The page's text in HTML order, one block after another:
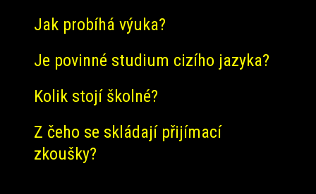
Jak probíhá výuka?
Je povinné studium cizího jazyka?
Kolik stojí školné?
Z čeho se skládají přijímací
zkoušky?